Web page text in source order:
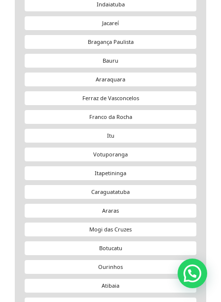
Indaiatuba
Jacareí
Bragança Paulista
Bauru
Araraquara
Ferraz de Vasconcelos
Franco da Rocha
Itu
Votuporanga
Itapetininga
Caraguatatuba
Araras
Mogi das Cruzes
Botucatu
Ourinhos
Atibaia